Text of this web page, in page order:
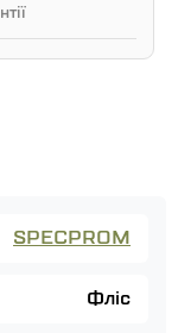
SPECPROM
Фліс